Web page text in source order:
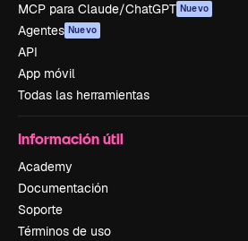
MCP para Claude/ChatGPT Nuevo
Agentes Nuevo
API
App móvil
Todas las herramientas
Información útil
Academy
Documentación
Soporte
Términos de uso